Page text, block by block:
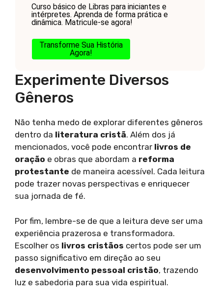
Curso básico de Libras para iniciantes e
intérpretes. Aprenda de forma prática e
dinâmica. Matricule-se agora!
Transforme Sua História
Agora!
Experimente Diversos
Gêneros
Não tenha medo de explorar diferentes gêneros
dentro da literatura cristã. Além dos já
mencionados, você pode encontrar livros de
oração e obras que abordam a reforma
protestante de maneira acessível. Cada leitura
pode trazer novas perspectivas e enriquecer
sua jornada de fé.
Por fim, lembre-se de que a leitura deve ser uma
experiência prazerosa e transformadora.
Escolher os livros cristãos certos pode ser um
passo significativo em direção ao seu
desenvolvimento pessoal cristão, trazendo
luz e sabedoria para sua vida espiritual.